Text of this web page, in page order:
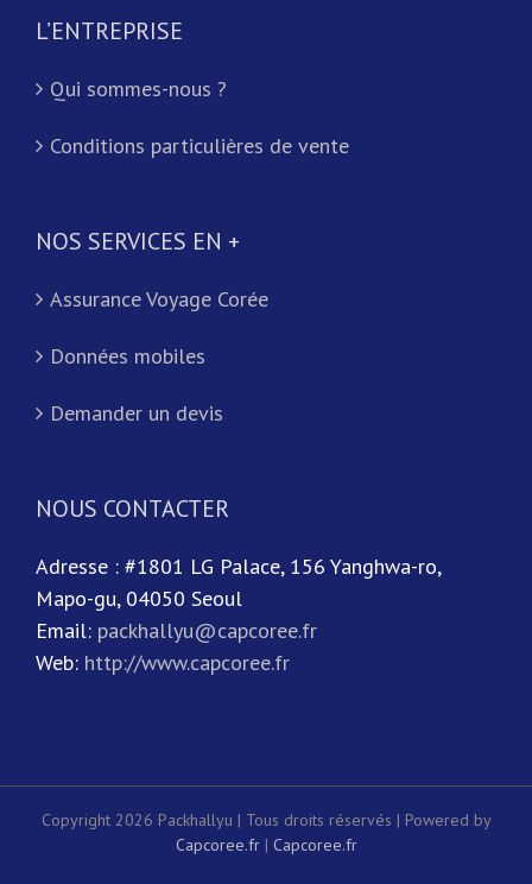
L’ENTREPRISE
Qui sommes-nous ?
Conditions particulières de vente
NOS SERVICES EN +
Assurance Voyage Corée
Données mobiles
Demander un devis
NOUS CONTACTER
Adresse : #1801 LG Palace, 156 Yanghwa-ro,
Mapo-gu, 04050 Seoul
Email: packhallyu@capcoree.fr
Web: http://www.capcoree.fr
Copyright 2026 Packhallyu | Tous droits réservés | Powered by
Capcoree.fr| Capcoree.fr